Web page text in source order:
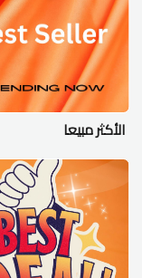
الأكثر مبيعا